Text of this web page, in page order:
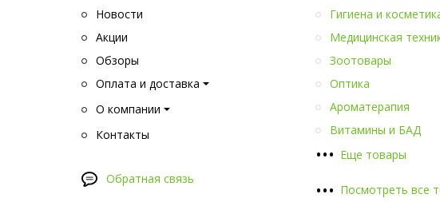
Новости
Акции
Обзоры
Оплата и доставка
О компании
Контакты
Обратная связь
••• Еще товары
Гигиена и
Медицинская
Зоотовары
Оптика
Ароматерапия
Витамины и БАД
••• Посмотреть все